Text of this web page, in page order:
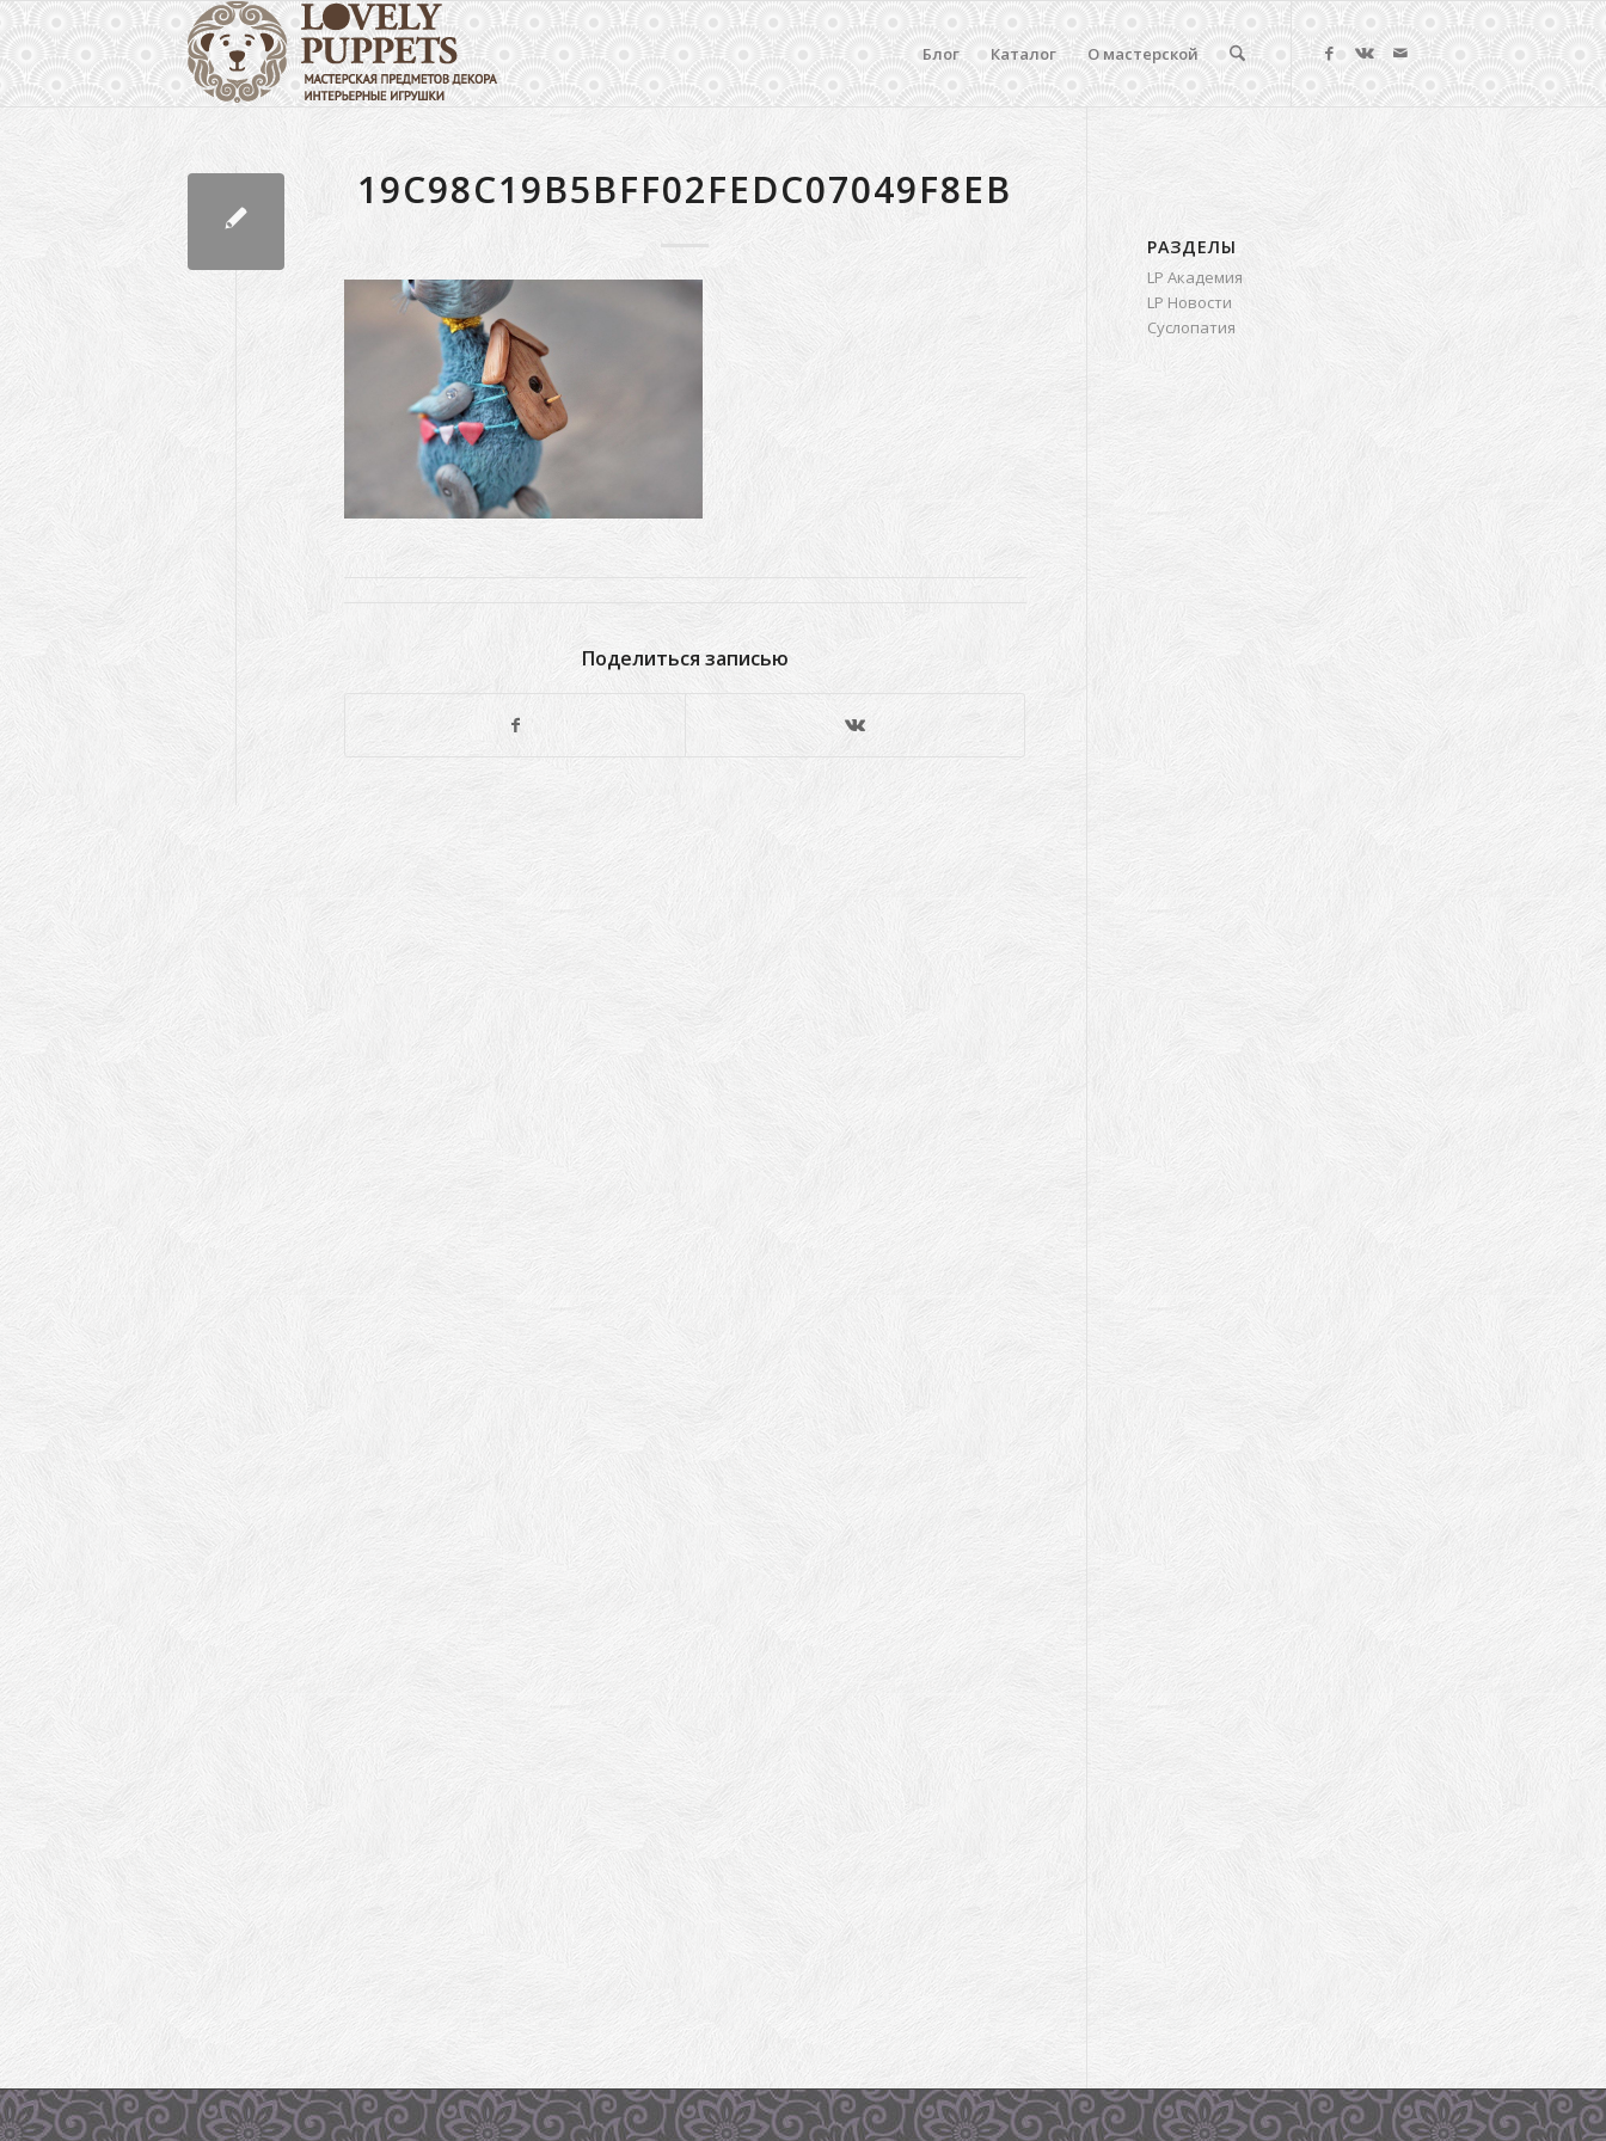
Блог Каталог О мастерской
19C98C19B5BFF02FEDC07049F8EB
Поделиться записью
РАЗДЕЛЫ
LP Академия
LP Новости
Суслопатия